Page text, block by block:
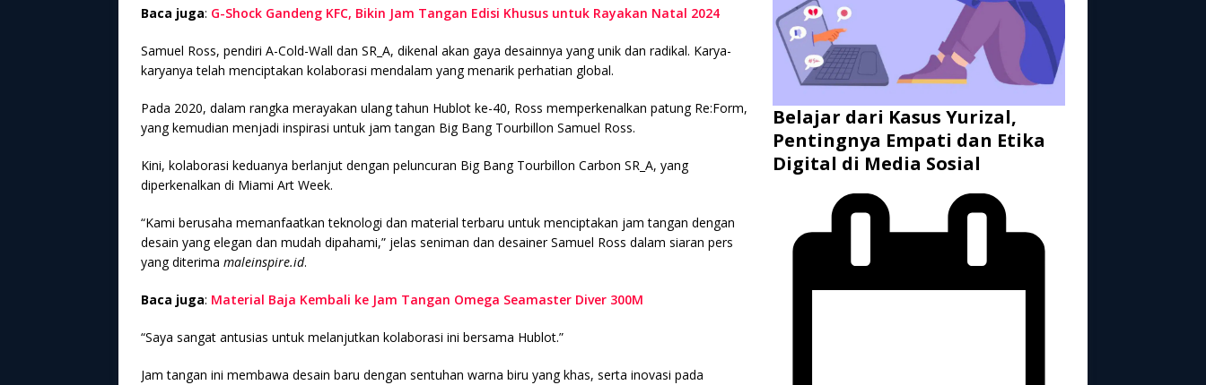
Baca juga: G-Shock Gandeng KFC, Bikin Jam Tangan Edisi Khusus untuk Rayakan Natal 2024
Samuel Ross, pendiri A-Cold-Wall dan SR_A, dikenal akan gaya desainnya yang unik dan radikal. Karya-
karyanya telah menciptakan kolaborasi mendalam yang menarik perhatian global.
Pada 2020, dalam rangka merayakan ulang tahun Hublot ke-40, Ross memperkenalkan patung Re:Form,
yang kemudian menjadi inspirasi untuk jam tangan Big Bang Tourbillon Samuel Ross.
Kini, kolaborasi keduanya berlanjut dengan peluncuran Big Bang Tourbillon Carbon SR_A, yang
diperkenalkan di Miami Art Week.
“Kami berusaha memanfaatkan teknologi dan material terbaru untuk menciptakan jam tangan dengan
desain yang elegan dan mudah dipahami,” jelas seniman dan desainer Samuel Ross dalam siaran pers
yang diterima maleinspire.id.
Baca juga: Material Baja Kembali ke Jam Tangan Omega Seamaster Diver 300M
“Saya sangat antusias untuk melanjutkan kolaborasi ini bersama Hublot.”
Jam tangan ini membawa desain baru dengan sentuhan warna biru yang khas, serta inovasi pada
Belajar dari Kasus Yurizal,
Pentingnya Empati dan Etika
Digital di Media Sosial